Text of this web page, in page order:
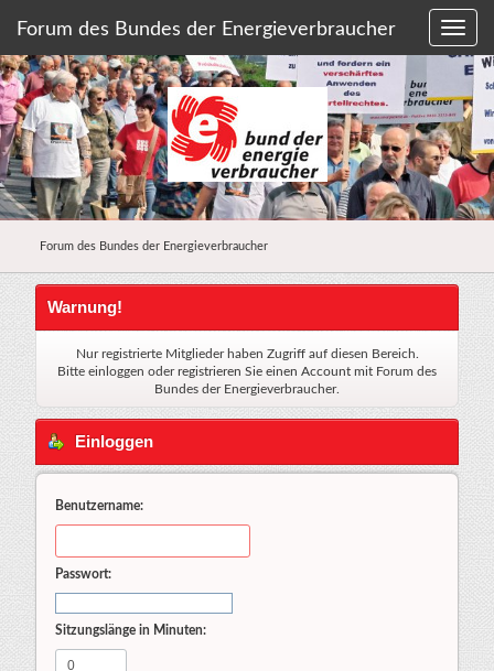
Forum des Bundes der Energieverbraucher
Forum des Bundes der Energieverbraucher
Warnung!
Nur registrierte Mitglieder haben Zugriff auf diesen Bereich.
Bitte einloggen oderregistrieren Sie einen Account mit Forum des
Bundes der Energieverbraucher.
Einloggen
Benutzername:
Passwort:
Sitzungslänge in Minuten: